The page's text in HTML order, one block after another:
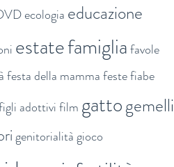
ecologia educazione
estatefamiglia favole
festa della mamma festefiabe
adottivi film gattogemelli
genitorialità gioco